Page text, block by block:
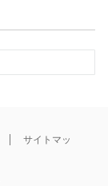
サイトマッ